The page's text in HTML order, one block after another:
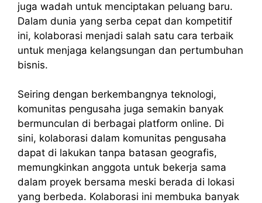
juga wadah untuk menciptakan peluang baru.
Dalam dunia yang serba cepat dan kompetitif
ini, kolaborasi menjadi salah satu cara terbaik
untuk menjaga kelangsungan dan pertumbuhan
bisnis.
Seiring dengan berkembangnya teknologi,
komunitas pengusaha juga semakin banyak
bermunculan di berbagai platform online. Di
sini, kolaborasi dalam komunitas pengusaha
dapat di lakukan tanpa batasan geografis,
memungkinkan anggota untuk bekerja sama
dalam proyek bersama meski berada di lokasi
yang berbeda. Kolaborasi ini membuka banyak